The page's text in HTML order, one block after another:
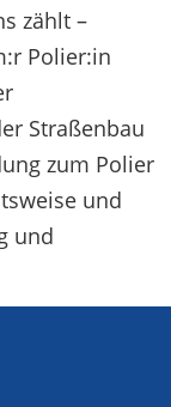
zählt –
Polier:in
Straßenbau
zum Polier
und
und